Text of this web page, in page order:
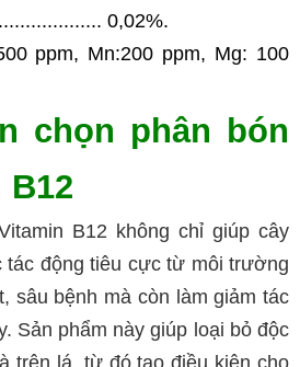
0,02%.
ppm, Mn:200 ppm, Mg: 100
chọn phân bón
B12
B12 không chỉ giúp cây
tác động tiêu cực từ môi trường
sâu bệnh mà còn làm giảm tác
Sản phẩm này giúp loại bỏ độc
trên lá, từ đó tạo điều kiện cho